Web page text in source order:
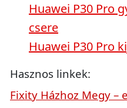
Huawei P30 Pro
csere
Huawei P30 Pro
Hasznos linkek:
Fixity Házhoz Megy –